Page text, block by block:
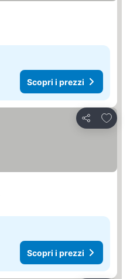
Scopri i prezzi
Condividi
Scopri i prezzi